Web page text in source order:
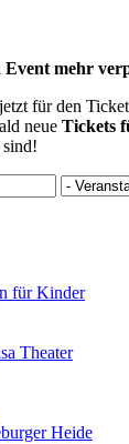
mehr
für den
neue Tickets
für Kinder
Theater
Heide